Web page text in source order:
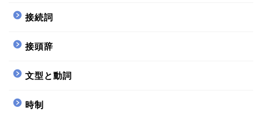
接続詞
接頭辞
文型と動詞
時制